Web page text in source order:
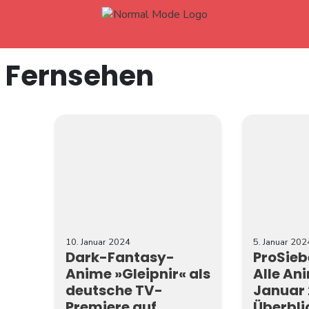
10. Januar 2024
Dark-Fantasy-
Anime »Gleipnir« als
deutsche TV-
5. Januar
Alle
Januar
z.B. Erteilung oder Widerruf von Einwilligungen, klicken